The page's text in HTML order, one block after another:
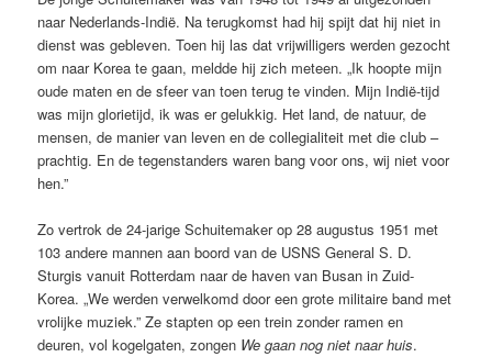
naar Nederlands-Indië. Na terugkomst had hij spijt dat hij niet in
dienst was gebleven. Toen hij las dat vrijwilligers werden gezocht
om naar Korea te gaan, meldde hij zich meteen. „Ik hoopte mijn
oude maten en de sfeer van toen terug te vinden. Mijn Indië-tijd
was mijn glorietijd, ik was er gelukkig. Het land, de natuur, de
mensen, de manier van leven en de collegialiteit met die club –
prachtig. En de tegenstanders waren bang voor ons, wij niet voor
hen.”
Zo vertrok de 24-jarige Schuitemaker op 28 augustus 1951 met
103 andere mannen aan boord van de USNS General S. D.
Sturgis vanuit Rotterdam naar de haven van Busan in Zuid-
Korea. „We werden verwelkomd door een grote militaire band met
vrolijke muziek.” Ze stapten op een trein zonder ramen en
deuren, vol kogelgaten, zongen We gaan nog niet naar huis.